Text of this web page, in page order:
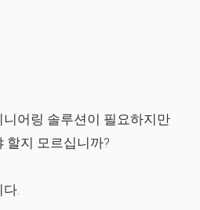
어링 솔루션이 필요하지만
할지 모르십니까?
.